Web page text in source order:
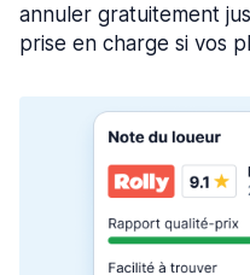
annuler gratuitement
prise en charge si vos